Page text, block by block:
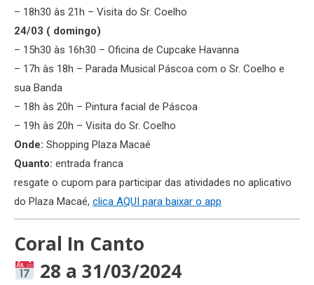
– 18h30 às 21h – Visita do Sr. Coelho
24/03 ( domingo)
– 15h30 às 16h30 – Oficina de Cupcake Havanna
– 17h às 18h – Parada Musical Páscoa com o Sr. Coelho e
sua Banda
– 18h às 20h – Pintura facial de Páscoa
– 19h às 20h – Visita do Sr. Coelho
Onde: Shopping Plaza Macaé
Quanto: entrada franca
resgate o cupom para participar das atividades no aplicativo
do Plaza Macaé, clica AQUI para baixar o app
Coral In Canto
28 a 31/03/2024